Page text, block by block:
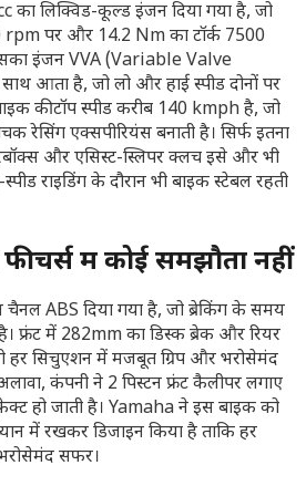
का लिक्विड-कूल्ड इंजन दिया गया है, जो
rpm पर और 14.2 Nm का टॉर्क 7500
इंजन VVA (Variable Valve
आता है, जो लो और हाई स्पीड दोनों पर
की टॉप स्पीड करीब 140 kmph है, जो
रेसिंग एक्सपीरियंस बनाती है। सिर्फ इतना
और एसिस्ट-स्लिपर क्लच इसे और भी
राइडिंग के दौरान भी बाइक स्टेबल रहती
में कोई समझौता नहीं
ABS दिया गया है, जो ब्रेकिंग के समय
है। फ्रंट में 282mm का डिस्क ब्रेक और रियर
हर सिचुएशन में मजबूत ग्रिप और भरोसेमंद
कंपनी ने 2 पिस्टन फ्रंट कैलीपर लगाए
हो जाती है। Yamaha ने इस बाइक को
में रखकर डिजाइन किया है ताकि हर
सफर।